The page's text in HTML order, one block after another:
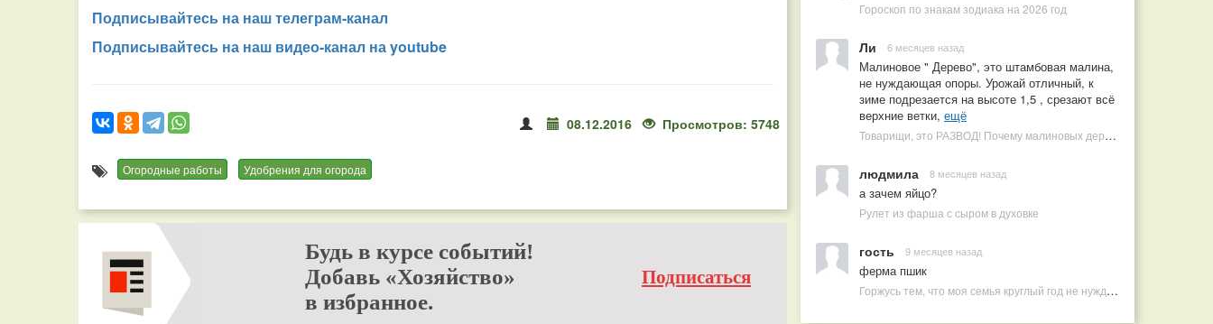
Подписывайтесь на наш телеграм-канал
Подписывайтесь на наш видео-канал на youtube
08.12.2016 Просмотров: 5748
Огородные работы Удобрения для огорода
Будь в курсе событий!
Добавь «Хозяйство»
в избранное.
Подписаться
Гороскоп по знакам зодиака на 2026 год
Ли 6 месяцев назад
Малиновое " Дерево", это штамбовая малина,
не нуждающая опоры. Урожай отличный, к
зиме подрезается на высоте 1,5 , срезают всё
верхние ветки, ещё
Товарищи, это РАЗВОД! Почему малиновых деревьев не бывает, или Как ушлые продавцы наживаются на мечтах садоводов
людмила 8 месяцев назад
а зачем яйцо?
Рулет из фарша с сыром в духовке
гость 9 месяцев назад
ферма пшик
Горжусь тем, что моя семья круглый год не нуждается в покупных витаминах